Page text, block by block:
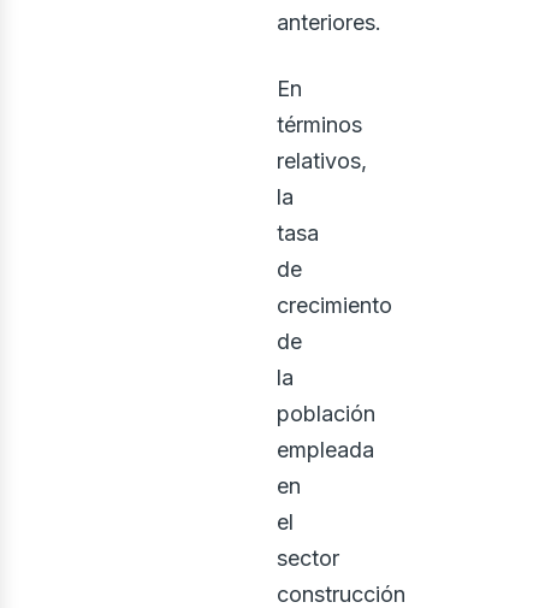
anteriores.
En
términos
relativos,
la
tasa
de
crecimiento
de
la
población
empleada
en
el
sector
construcción